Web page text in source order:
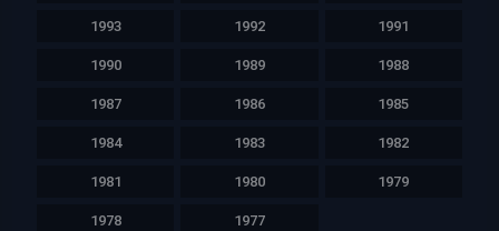
1993 1992 1991
1990 1989 1988
1987 1986 1985
1984 1983 1982
1981 1980 1979
1978 1977